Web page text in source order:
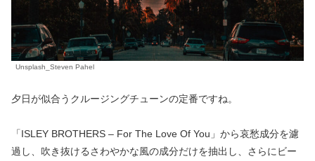
Unsplash_Steven Pahel
夕日が似合うクルージングチューンの定番ですね。
「ISLEY BROTHERS – For The Love Of You」から哀愁成分を濾
過し、吹き抜けるさわやかな風の成分だけを抽出し、さらにビー